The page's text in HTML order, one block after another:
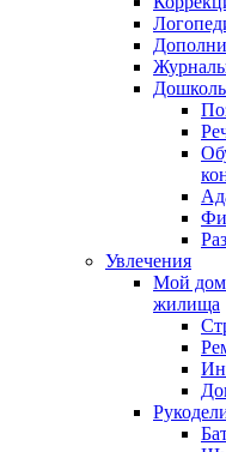
Увлечения
Мой дом.
жилища